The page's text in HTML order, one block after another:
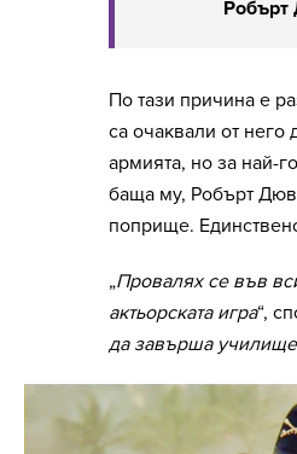
По тази причина е
са очаквали от него
армията, но за най-
баща му, Робърт
поприще.
„Провалях се във
актьорската игра“,
да завърша